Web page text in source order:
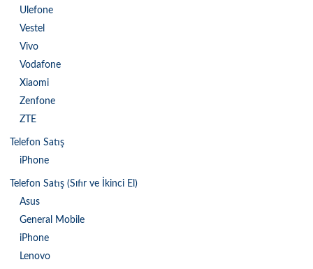
Ulefone
Vestel
Vivo
Vodafone
Xiaomi
Zenfone
ZTE
Telefon Satış
iPhone
Telefon Satış (Sıfır ve İkinci El)
Asus
General Mobile
iPhone
Lenovo